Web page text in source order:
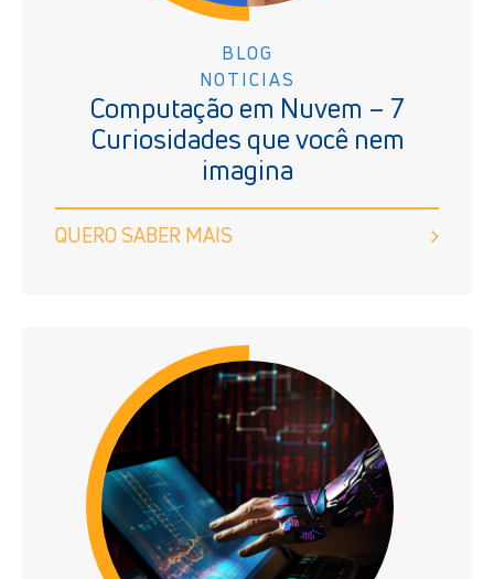
BLOG
NOTICIAS
Computação em Nuvem – 7
Curiosidades que você nem
imagina
QUERO SABER MAIS